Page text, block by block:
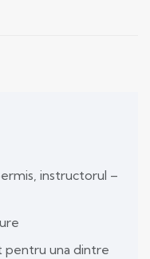
instructorul –
pentru una dintre